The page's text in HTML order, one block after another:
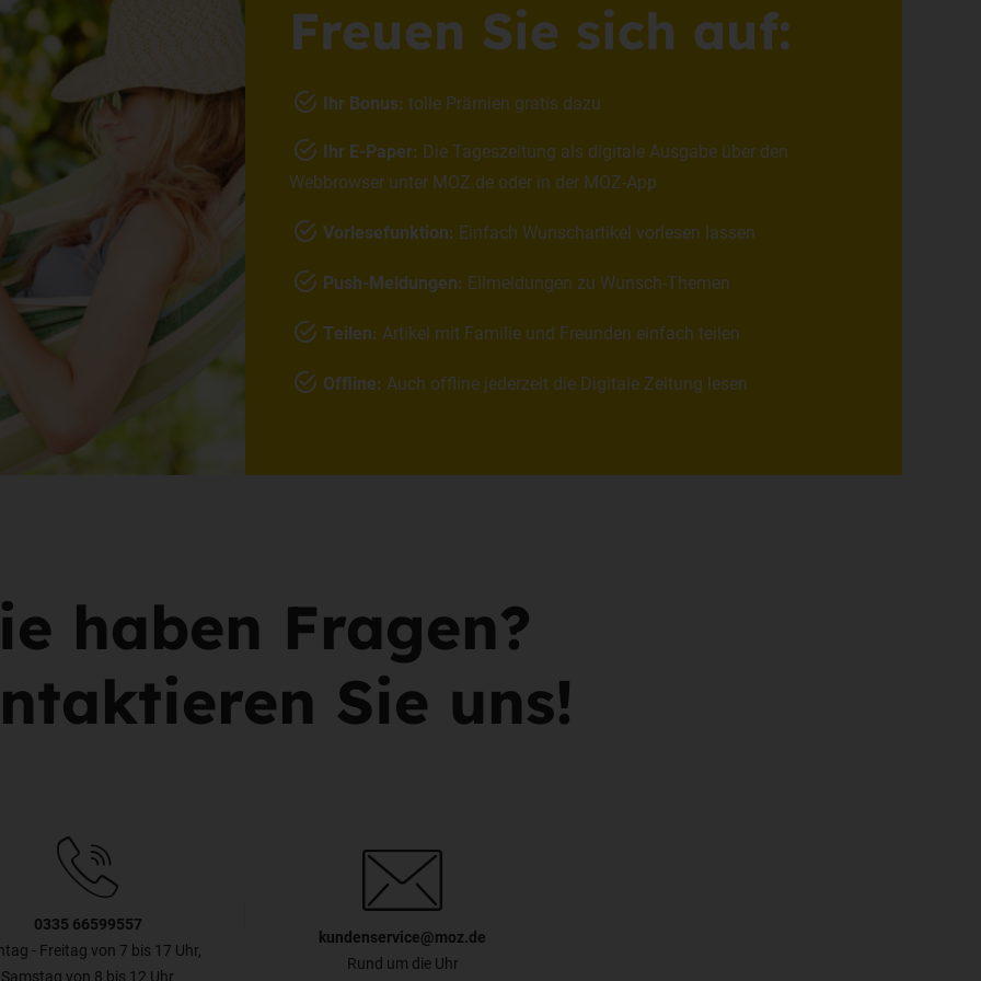
Freuen Sie sich auf:
Ihr Bonus: tolle Prämien gratis dazu
Ihr E-Paper: Die Tageszeitung als digitale Ausgabe über den
Webbrowser unter MOZ.de oder in der MOZ-App
Vorlesefunktion: Einfach Wunschartikel vorlesen lassen
Push-Meldungen: Eilmeldungen zu Wunsch-Themen
Teilen: Artikel mit Familie und Freunden einfach teilen
Offline: Auch offline jederzeit die Digitale Zeitung lesen
haben Fragen?
Sie uns!
0335 66599557
- Freitag von 7 bis 17 Uhr,
Samstag von 8 bis 12 Uhr
kundenservice@moz.de
Rund um die Uhr